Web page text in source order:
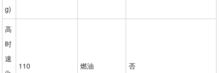
g)
高
时
速
110 燃油 否